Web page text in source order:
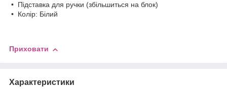
• Підставка для ручки (збільшиться на блок)
• Колір: Білий
Приховати
Характеристики